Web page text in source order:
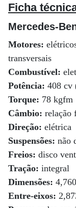
Ficha
Mercedes-
Motores:
transversais
Combustível:
Potência: 408 cv
Torque: 78 kgfm
Câmbio: relação
Direção: elétrica
Suspensões: não
Freios: disco
Tração: integral
Dimensões:
Entre-eixos: